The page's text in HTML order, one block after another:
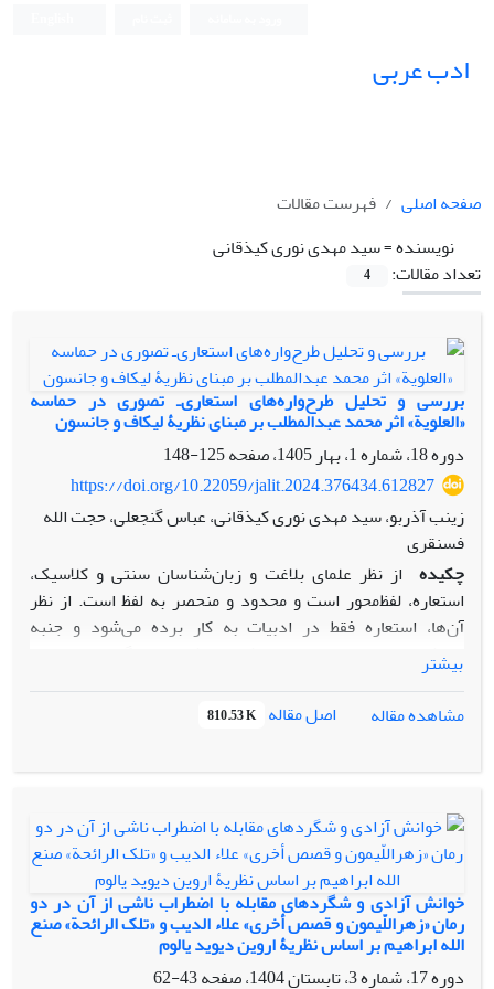
ادب عربی
صفحه اصلی
فهرست مقالات
نویسنده =سید مهدی نوری کیذقانی
تعداد مقالات:
4
بررسی و تحلیل طرح‌واره‌های استعاری‌ـ تصوری در حماسه
«العلویة» اثر محمد عبدالمطلب بر مبنای نظریۀ لیکاف و جانسون
دوره 18، شماره 1، بهار 1405، صفحه
125-148
https://doi.org/10.22059/jalit.2024.376434.612827
زینب آذربو، سید مهدی نوری کیذقانی، عباس گنجعلی، حجت الله
فسنقری
چکیده از نظر علمای بلاغت و زبان‌شناسان سنتی و کلاسیک،
استعاره، لفظ‌محور است و محدود و منحصر به لفظ است. از نظر
آن‌ها، استعاره فقط در ادبیات به کار برده می‌شود و جنبه
زیباشناختی دارد؛ اما در زبان شناسی شناختی، نگاه به استعاره،
بسیار گسترده است و استعاره مفهوم محور است نه لفظ محور. از
منظر زبان شناسی شناختی، نه‌تنها ادبیات بلکه زبان و ازجمله زبان
ادبی، نمود و تجلی‌گاه ساختارهای مفهومی مانند استعاره، مجاز و
رفتارهای انسان ازجمله رفتارهای زبانی وی جاری است. مقاله
حاضر در صدد است با توجه به نظریه لیکاف و جانسون، به واکاوی و
تحلیل طرح­واره­های تصوری در قصیدۀ بلند العلویة اثر شاعر
مصری محمد عبدالمطلب (1871-1931 م) بپردازد. نتایج حاکی از
آن است که شاعر با به کارگیری طرح‌واره‌های سه‌گانه (حجمی،
قدرتی و حرکتی) به‌خوبی مفاهیم انتزاعی و مجرد را به وسیله
مفاهیم عینی، مفهوم‌سازی کرده‌ و مفاهیم غیرقابل لمس و
بیشتر
مشاهده مقاله
اصل مقاله 810.53 K
خوانش آزادی و شگردهای مقابله با اضطراب ناشی از آن در دو
رمان «زهراللّیمون و قصص أخرى» علاء الدیب و «تلک الرائحة» صنع
الله ابراهیم بر اساس نظریۀ اروین دیوید یالوم
دوره 17، شماره 3، تابستان 1404، صفحه
43-62